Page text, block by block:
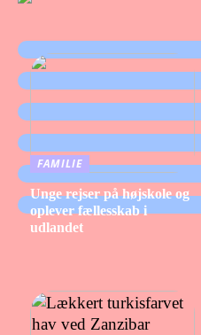
FAMILIE
Unge rejser på højskole og
oplever fællesskab i
udlandet